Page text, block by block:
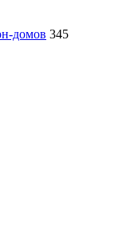
домов 345